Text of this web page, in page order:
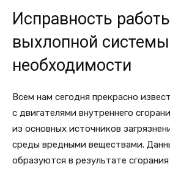
Исправность
выхлопной
необходимости
Всем нам сегодня прекрасно
с двигателями внутреннего
из основных источников
среды вредными веществами.
образуются в результате